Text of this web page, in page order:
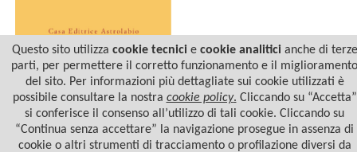
IL CORPO, LA MENTE E LA
SPERANZA
Questo sito utilizza cookie tecnicie cookie analiticianche di terze
parti, per permettere il corretto funzionamento e il miglioramento
del sito. Per informazioni più dettagliate sui cookie utilizzati è
possibile consultare la nostra cookie policy. Cliccando su “Accetta”
si conferisce il consenso all’utilizzo di tali cookie. Cliccando su
“Continua senza accettare” la navigazione prosegue in assenza di
cookie o altri strumenti di tracciamento o profilazione diversi da